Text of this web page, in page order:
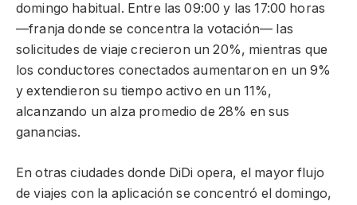
domingo habitual. Entre las 09:00 y las 17:00 horas
—franja donde se concentra la votación— las
solicitudes de viaje crecieron un 20%, mientras que
los conductores conectados aumentaron en un 9%
y extendieron su tiempo activo en un 11%,
alcanzando un alza promedio de 28% en sus
ganancias.
En otras ciudades donde DiDi opera, el mayor flujo
de viajes con la aplicación se concentró el domingo,